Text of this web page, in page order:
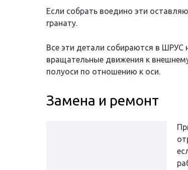
Если собрать воедино эти
гранату.
Все эти детали собираются в ШРУС
вращательные движения к
полуоси по отношению к оси.
Замена и ремонт